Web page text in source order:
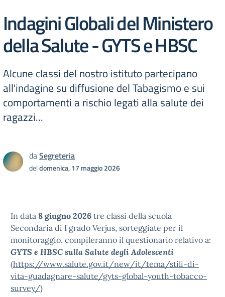
Indagini Globali del Ministero
della Salute - GYTS e HBSC
Alcune classi del nostro istituto partecipano
all'indagine su diffusione del Tabagismo e sui
comportamenti a rischio legati alla salute dei
ragazzi...
daSegreteria
deldomenica, 17 maggio 2026
In data 8 giugno 2026 tre classi della scuola
Secondaria di I grado Verjus, sorteggiate per il
monitoraggio, compileranno il questionario relativo a:
GYTS e HBSC sulla Salute degli Adolescenti
(https://www.salute.gov.it/new/it/tema/stili-di-
vita-guadagnare-salute/gyts-global-youth-tobacco-
survey/)